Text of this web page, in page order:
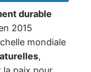
durable
2015
mondiale
,